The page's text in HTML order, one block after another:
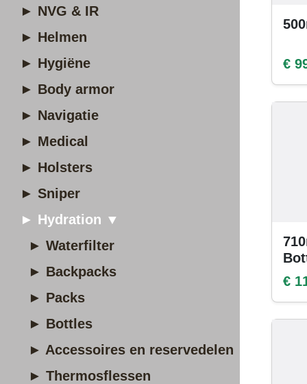
► NVG & IR
► Helmen
► Hygiëne
► Body armor
► Navigatie
► Medical
► Holsters
► Sniper
► Hydration ▼
► Waterfilter
► Backpacks
► Packs
► Bottles
► Accessoires en reservedelen
► Thermosflessen
€
€